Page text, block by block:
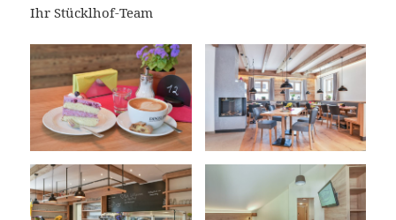
Ihr Stücklhof-Team